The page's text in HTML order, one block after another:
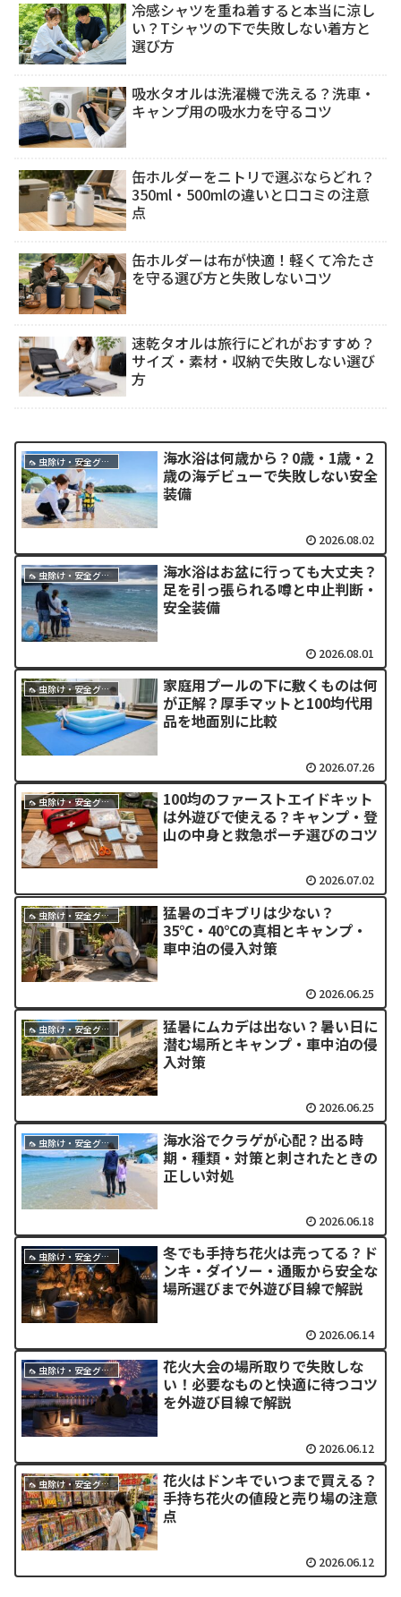
冷感シャツを重ね着すると本当に涼し
い？Tシャツの下で失敗しない着方と
選び方
吸水タオルは洗濯機で洗える？洗車・
キャンプ用の吸水力を守るコツ
缶ホルダーをニトリで選ぶならどれ？
350ml・500mlの違いと口コミの注意
点
缶ホルダーは布が快適！軽くて冷たさ
を守る選び方と失敗しないコツ
速乾タオルは旅行にどれがおすすめ？
サイズ・素材・収納で失敗しない選び
方
🦟 虫除け・安全グッズ
海水浴は何歳から？0歳・1歳・2
歳の海デビューで失敗しない安全
装備
2026.08.02
🦟 虫除け・安全グッズ
海水浴はお盆に行っても大丈夫？
足を引っ張られる噂と中止判断・
安全装備
2026.08.01
🦟 虫除け・安全グッズ
家庭用プールの下に敷くものは何
が正解？厚手マットと100均代用
品を地面別に比較
2026.07.26
🦟 虫除け・安全グッズ
100均のファーストエイドキット
は外遊びで使える？キャンプ・登
山の中身と救急ポーチ選びのコツ
2026.07.02
🦟 虫除け・安全グッズ
猛暑のゴキブリは少ない？
35℃・40℃の真相とキャンプ・
車中泊の侵入対策
2026.06.25
🦟 虫除け・安全グッズ
猛暑にムカデは出ない？暑い日に
潜む場所とキャンプ・車中泊の侵
入対策
2026.06.25
🦟 虫除け・安全グッズ
海水浴でクラゲが心配？出る時
期・種類・対策と刺されたときの
正しい対処
2026.06.18
🦟 虫除け・安全グッズ
冬でも手持ち花火は売ってる？ド
ンキ・ダイソー・通販から安全な
場所選びまで外遊び目線で解説
2026.06.14
🦟 虫除け・安全グッズ
花火大会の場所取りで失敗しな
い！必要なものと快適に待つコツ
を外遊び目線で解説
2026.06.12
🦟 虫除け・安全グッズ
花火はドンキでいつまで買える？
手持ち花火の値段と売り場の注意
点
2026.06.12